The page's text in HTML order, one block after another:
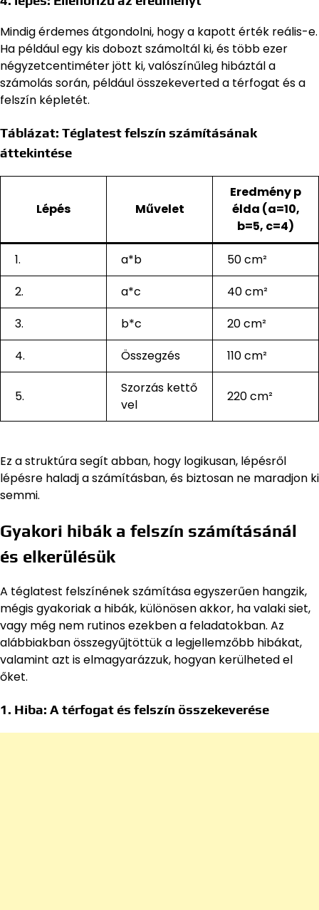
Mindig érdemes átgondolni, hogy a kapott érték reális-e.
Ha például egy kis dobozt számoltál ki, és több ezer
négyzetcentiméter jött ki, valószínűleg hibáztál a
számolás során, például összekeverted a térfogat és a
felszín képletét.
Táblázat: Téglatest felszín számításának
áttekintése
Lépés Művelet
Eredmény p
élda (a=10,
b=5, c=4)
1. a*b
50 cm²
2.
a*c
40 cm²
3.
b*c
20 cm²
4.
Összegzés 110 cm²
5.
Szorzás kettő
vel
220 cm²
Ez a struktúra segít abban, hogy logikusan, lépésről
lépésre haladj a számításban, és biztosan ne maradjon ki
semmi.
Gyakori hibák a felszín számításánál
és elkerülésük
A téglatest felszínének számítása egyszerűen hangzik,
mégis gyakoriak a hibák, különösen akkor, ha valaki siet,
vagy még nem rutinos ezekben a feladatokban. Az
alábbiakban összegyűjtöttük a legjellemzőbb hibákat,
valamint azt is elmagyarázzuk, hogyan kerülheted el
őket.
1. Hiba: A térfogat és felszín összekeverése